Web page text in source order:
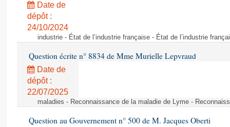
Date de
dépôt :
24/10/2024
industrie - État de l’industrie française - État de l’industrie
Question écrite n° 8834 de Mme Murielle Lepvraud
Date de
dépôt :
22/07/2025
maladies - Reconnaissance de la maladie de Lyme -
Question au Gouvernement n° 500 de M. Jacques Oberti